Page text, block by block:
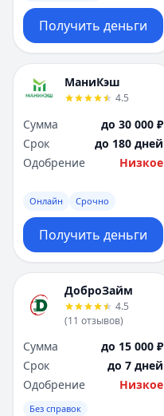
Получить деньги
МаниКэш
4.5
Сумма
до 30 000 ₽
Срок
до 180 дней
Одобрение
Низкое
Онлайн Срочно
Получить деньги
ДоброЗайм
4.5
(11 отзывов)
Сумма
до 15 000 ₽
Срок
до 7 дней
Одобрение
Низкое
Без справок